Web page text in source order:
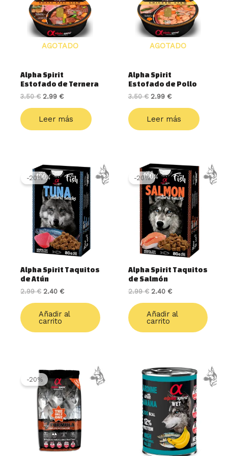
AGOTADO
Alpha Spirit
Estofado de Ternera
3.50€
3.50 €.
2.99 €
2.99 €.
Leer más
AGOTADO
Alpha Spirit
Estofado de Pollo
3.50€
3.50 €.
2.99 €
2.99 €.
Leer más
-20%
Alpha Spirit Taquitos
de Atún
2.99€
El
precio
original
era:
2.99 €.
2.40 €
El
precio
actual
es:
2.40 €.
Añadir al
carrito
-20%
Alpha Spirit Taquitos
de Salmón
2.99€
El
precio
original
era:
2.99 €.
2.40 €
El
precio
actual
es:
2.40 €.
Añadir al
carrito
-20%
Rango
de
precios:
desde
15.99 €
hasta
59.95 €
Este
producto